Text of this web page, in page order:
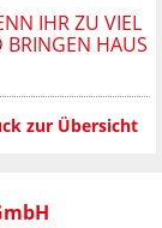
IHR ZU VIEL
BRINGEN HAUS
zur Übersicht